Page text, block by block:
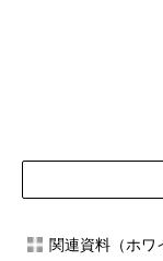
関連資料（ホワ